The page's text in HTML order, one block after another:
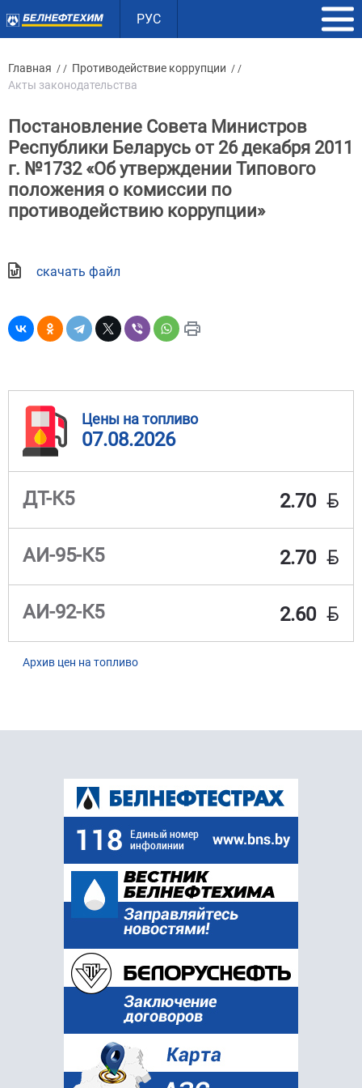
РУС
Главная / / Противодействие коррупции / /
Акты законодательства
Постановление Совета Министров
Республики Беларусь от 26 декабря 2011
г. №1732 «Об утверждении Типового
положения о комиссии по
противодействию коррупции»
скачать файл
Цены на топливо
07.08.2026
ДТ-К5 2.70 BYN
АИ-95-К5 2.70 BYN
АИ-92-К5 2.60 BYN
Архив цен на топливо